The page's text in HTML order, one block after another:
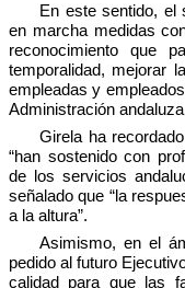
En este sentido, el
en marcha medidas
reconocimiento que
temporalidad, mejorar
empleadas y
Administración
Girela ha
“han sostenido con
de los servicios
señalado que “la
a la altura”.
Asimismo, en el
pedido al futuro
calidad para que las